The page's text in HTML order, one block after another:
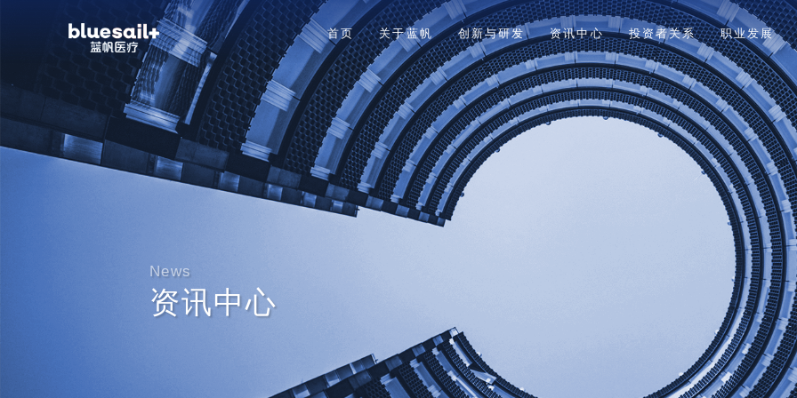
首页 关于蓝帆 创新与研发 资讯中心 投资者关系 职业发展
News
资讯中心